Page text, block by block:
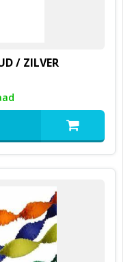
/ ZILVER